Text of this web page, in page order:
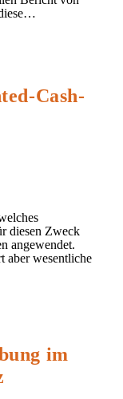
Cash-
diesen Zweck
angewendet.
aber wesentliche
im